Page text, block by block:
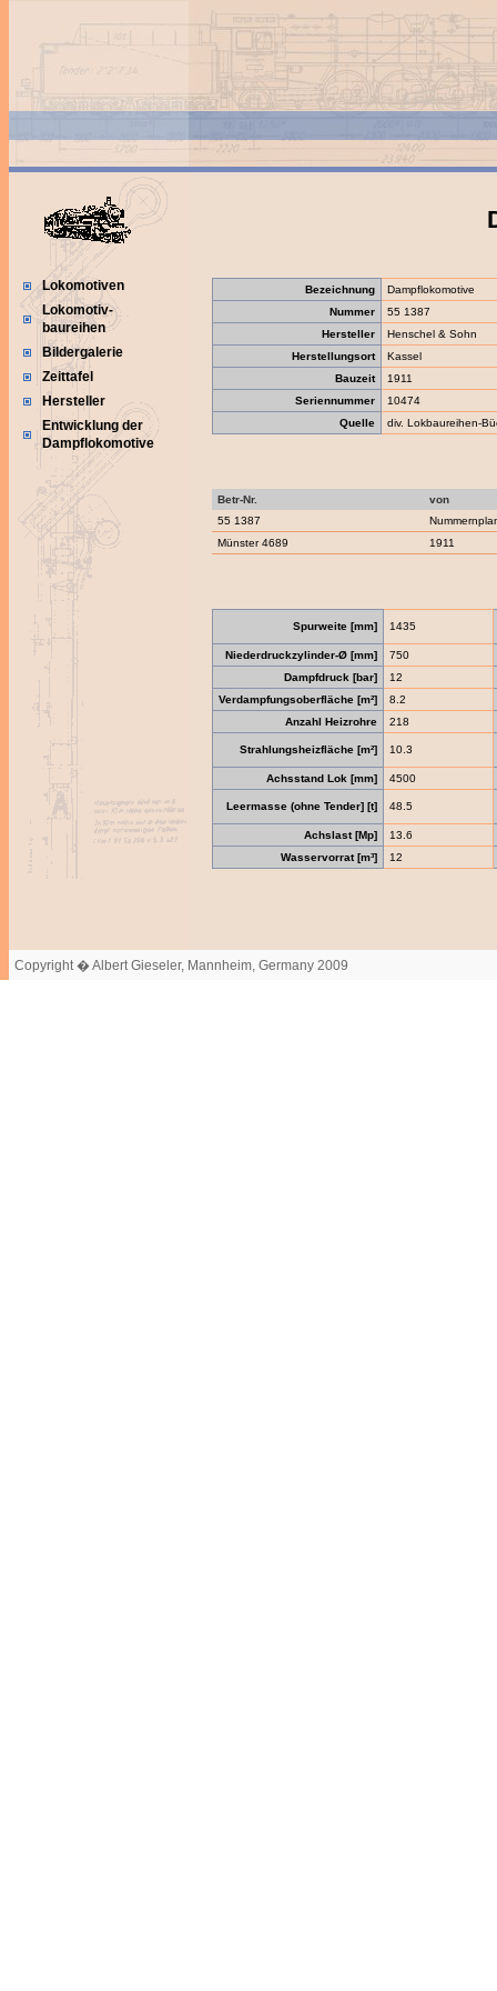
Lokomotiven
Lokomotiv-
baureihen
Bildergalerie
Zeittafel
Hersteller
Entwicklung der
Dampflokomotive
Bezeichnung
Dampflokomotive
Nummer
55 1387
Hersteller
Henschel & Sohn
Herstellungsort
Kassel
Bauzeit
1911
Seriennummer
10474
Quelle
div. Lokbaureihen-
Betr-Nr.
von
55 1387
Münster 4689
1911
Spurweite [mm] 1435
Niederdruckzylinder-Ø [mm]
750
Dampfdruck [bar]
12
Verdampfungsoberfläche [m²]
8.2
Anzahl Heizrohre
218
Strahlungsheizfläche [m²] 10.3
Achsstand Lok [mm] 4500
Leermasse (ohne Tender] [t] 48.5
Achslast [Mp]
13.6
Wasservorrat [m³]
12
Copyright � Albert Gieseler, Mannheim, Germany 2009